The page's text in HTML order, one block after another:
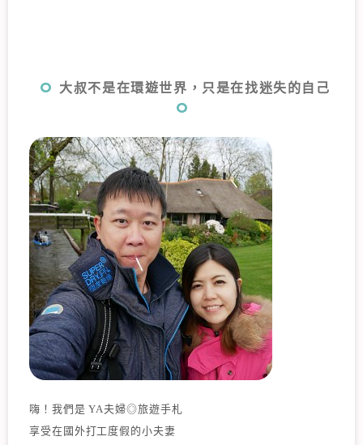
大叔不是在環遊世界，只是在找迷失的自己
嗨！我們是 YA夫婦◎旅遊手札
享受在國外打工度假的小夫妻